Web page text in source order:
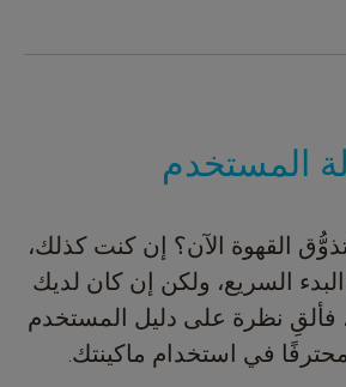
المستخدم
القهوة الآن؟ إن كنت كذلك،
السريع، ولكن إن كان لديك
نظرة على دليل المستخدم
في استخدام ماكينتك.